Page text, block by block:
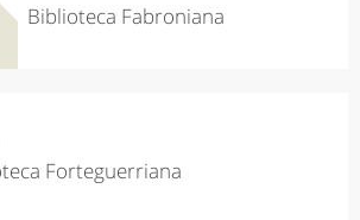
Biblioteca Fabroniana
Forteguerriana